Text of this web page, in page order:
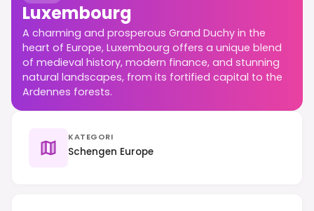
Luxembourg
A charming and prosperous Grand Duchy in the
heart of Europe, Luxembourg offers a unique blend
of medieval history, modern finance, and stunning
natural landscapes, from its fortified capital to the
Ardennes forests.
KATEGORI
Schengen Europe